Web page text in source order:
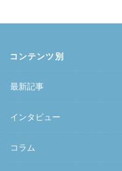
コンテンツ別
最新記事
インタビュー
コラム